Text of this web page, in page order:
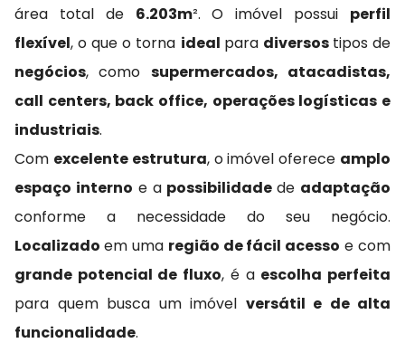
área total de 6.203m². O imóvel possui perfil
flexível, o que o torna ideal para diversos tipos de
negócios, como supermercados, atacadistas,
call centers, back office, operações logísticas e
industriais.
Com excelente estrutura, o imóvel oferece amplo
espaço interno e a possibilidadede adaptação
conforme a necessidade do seu negócio.
Localizado em uma região de fácil acesso e com
grande potencial de fluxo, é a escolha perfeita
para quem busca um imóvel versátil e de alta
funcionalidade.